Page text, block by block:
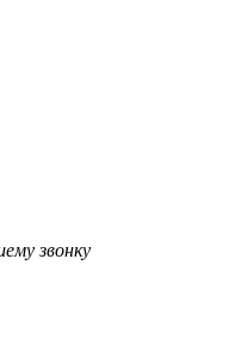
звонку